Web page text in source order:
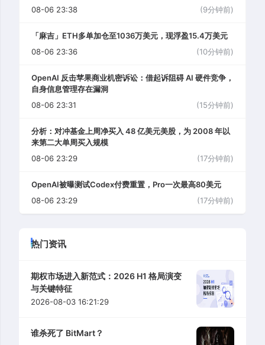
08-06 23:38
(9分钟前)
「麻吉」ETH多单加仓至1036万美元，现浮盈15.4万美元
08-06 23:36
(10分钟前)
OpenAI 反击苹果商业机密诉讼：借起诉阻碍 AI 硬件竞争，
自身信息管理存在漏洞
08-06 23:31
(15分钟前)
分析：对冲基金上周净买入 48 亿美元美股，为 2008 年以
来第二大单周买入规模
08-06 23:29
(17分钟前)
OpenAI被曝测试Codex付费重置，Pro一次最高80美元
08-06 23:29
(17分钟前)
热门资讯
期权市场进入新范式：2026 H1 格局演变
与关键特征
2026-08-03 16:21:29
谁杀死了 BitMart？